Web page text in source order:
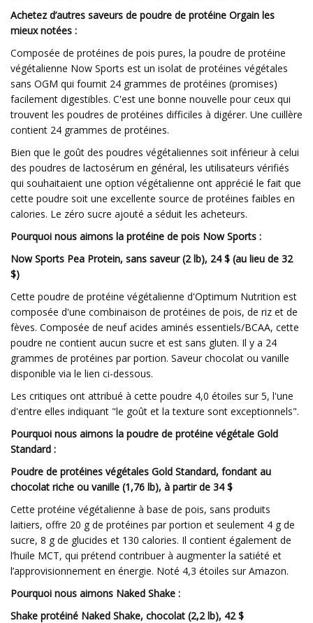
Achetez d’autres saveurs de poudre de protéine Orgain les
mieux notées :
Composée de protéines de pois pures, la poudre de protéine
végétalienne Now Sports est un isolat de protéines végétales
sans OGM qui fournit 24 grammes de protéines (promises)
facilement digestibles. C'est une bonne nouvelle pour ceux qui
trouvent les poudres de protéines difficiles à digérer. Une cuillère
contient 24 grammes de protéines.
Bien que le goût des poudres végétaliennes soit inférieur à celui
des poudres de lactosérum en général, les utilisateurs vérifiés
qui souhaitaient une option végétalienne ont apprécié le fait que
cette poudre soit une excellente source de protéines faibles en
calories. Le zéro sucre ajouté a séduit les acheteurs.
Pourquoi nous aimons la protéine de pois Now Sports :
Now Sports Pea Protein, sans saveur (2 lb), 24 $ (au lieu de 32
$)
Cette poudre de protéine végétalienne d'Optimum Nutrition est
composée d'une combinaison de protéines de pois, de riz et de
fèves. Composée de neuf acides aminés essentiels/BCAA, cette
poudre ne contient aucun sucre et est sans gluten. Il y a 24
grammes de protéines par portion. Saveur chocolat ou vanille
disponible via le lien ci-dessous.
Les critiques ont attribué à cette poudre 4,0 étoiles sur 5, l'une
d'entre elles indiquant "le goût et la texture sont exceptionnels".
Pourquoi nous aimons la poudre de protéine végétale Gold
Standard :
Poudre de protéines végétales Gold Standard, fondant au
chocolat riche ou vanille (1,76 lb), à partir de 34 $
Cette protéine végétalienne à base de pois, sans produits
laitiers, offre 20 g de protéines par portion et seulement 4 g de
sucre, 8 g de glucides et 130 calories. Il contient également de
l’huile MCT, qui prétend contribuer à augmenter la satiété et
l’approvisionnement en énergie. Noté 4,3 étoiles sur Amazon.
Pourquoi nous aimons Naked Shake :
Shake protéiné Naked Shake, chocolat (2,2 lb), 42 $